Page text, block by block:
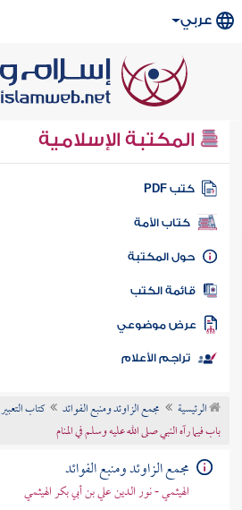
عربي
المكتبة الإسلامية
كتب PDF
كتاب الأمة
المكتبة
الكتب
موضوعي
تراجم الأعلام
الرئيسية مجمع الزاوئد ومنبع الفوائد
كتاب التعبير
باب فيما رآه النبي صلى الله عليه وسلم في المنام
مجمع الزاوئد ومنبع الفوائد
الهيثمي - نور الدين علي بن أبي بكر الهيثمي